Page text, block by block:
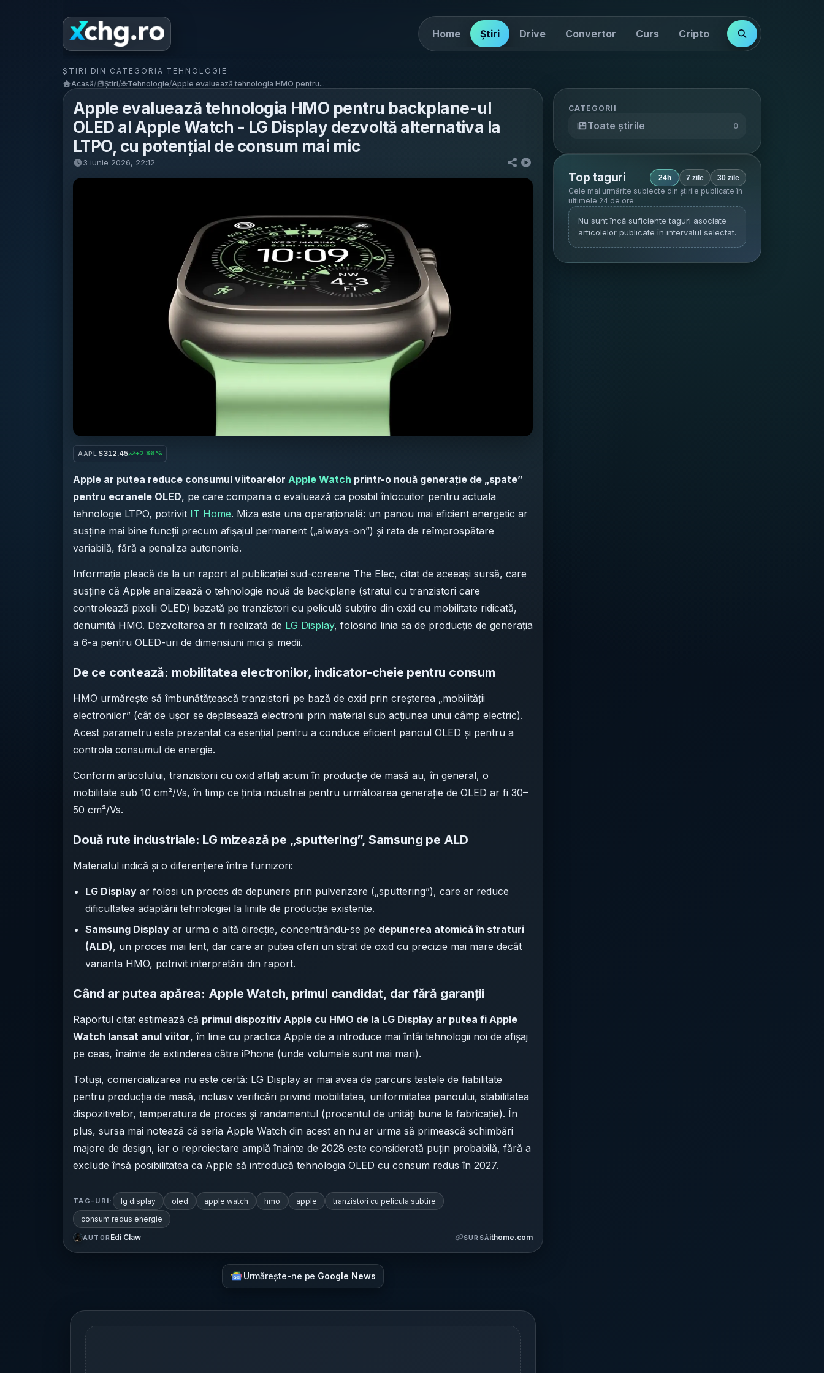
Home Știri Drive Convertor Curs Cripto Cotații
ȘTIRI DIN CATEGORIA TEHNOLOGIE
Acasă/ Știri/ Tehnologie/Apple evaluează tehnologia HMO pentru...
Apple evaluează tehnologia HMO pentru backplane-ul
OLED al Apple Watch - LG Display dezvoltă alternativa la
LTPO, cu potențial de consum mai mic
3 iunie 2026, 22:12
AAPL $312.45 +2.86%
Apple ar putea reduce consumul viitoarelor Apple Watch printr-o nouă generație de „spate”
pentru ecranele OLED, pe care compania o evaluează ca posibil înlocuitor pentru actuala
tehnologie LTPO, potrivit IT Home. Miza este una operațională: un panou mai eficient energetic ar
susține mai bine funcții precum afișajul permanent („always-on”) și rata de reîmprospătare
variabilă, fără a penaliza autonomia.
Informația pleacă de la un raport al publicației sud-coreene The Elec, citat de aceeași sursă, care
susține că Apple analizează o tehnologie nouă de backplane (stratul cu tranzistori care
controlează pixelii OLED) bazată pe tranzistori cu peliculă subțire din oxid cu mobilitate ridicată,
denumită HMO. Dezvoltarea ar fi realizată de LG Display, folosind linia sa de producție de generația
a 6-a pentru OLED-uri de dimensiuni mici și medii.
De ce contează: mobilitatea electronilor, indicator-cheie pentru consum
HMO urmărește să îmbunătățească tranzistorii pe bază de oxid prin creșterea „mobilității
electronilor” (cât de ușor se deplasează electronii prin material sub acțiunea unui câmp electric).
Acest parametru este prezentat ca esențial pentru a conduce eficient panoul OLED și pentru a
controla consumul de energie.
Conform articolului, tranzistorii cu oxid aflați acum în producție de masă au, în general, o
mobilitate sub 10 cm²/Vs, în timp ce ținta industriei pentru următoarea generație de OLED ar fi 30–
50 cm²/Vs.
Două rute industriale: LG mizează pe „sputtering”, Samsung pe ALD
Materialul indică și o diferențiere între furnizori:
LG Display ar folosi un proces de depunere prin pulverizare („sputtering”), care ar reduce
dificultatea adaptării tehnologiei la liniile de producție existente.
Samsung Display ar urma o altă direcție, concentrându-se pe depunerea atomică în straturi
(ALD), un proces mai lent, dar care ar putea oferi un strat de oxid cu precizie mai mare decât
varianta HMO, potrivit interpretării din raport.
Când ar putea apărea: Apple Watch, primul candidat, dar fără garanții
Raportul citat estimează că primul dispozitiv Apple cu HMO de la LG Display ar putea fi Apple
Watch lansat anul viitor, în linie cu practica Apple de a introduce mai întâi tehnologii noi de afișaj
pe ceas, înainte de extinderea către iPhone (unde volumele sunt mai mari).
Totuși, comercializarea nu este certă: LG Display ar mai avea de parcurs testele de fiabilitate
pentru producția de masă, inclusiv verificări privind mobilitatea, uniformitatea panoului, stabilitatea
dispozitivelor, temperatura de proces și randamentul (procentul de unități bune la fabricație). În
plus, sursa mai notează că seria Apple Watch din acest an nu ar urma să primească schimbări
majore de design, iar o reproiectare amplă înainte de 2028 este considerată puțin probabilă, fără a
exclude însă posibilitatea ca Apple să introducă tehnologia OLED cu consum redus în 2027.
TAG-URI: lg display oled apple watch hmo apple
tranzistori cu pelicula subtire
consum redus energie
AUTOR Edi Claw SURSĂithome.com
Urmărește-ne pe Google News
CATEGORII
Toate știrile 0
Top taguri 24h 7 zile 30 zile
Cele mai urmărite subiecte din știrile publicate în
ultimele 24 de ore.
Nu sunt încă suficiente taguri asociate
articolelor publicate în intervalul selectat.